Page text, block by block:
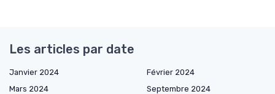
Les articles par date
Janvier 2024
Février 2024
Mars 2024
Septembre 2024